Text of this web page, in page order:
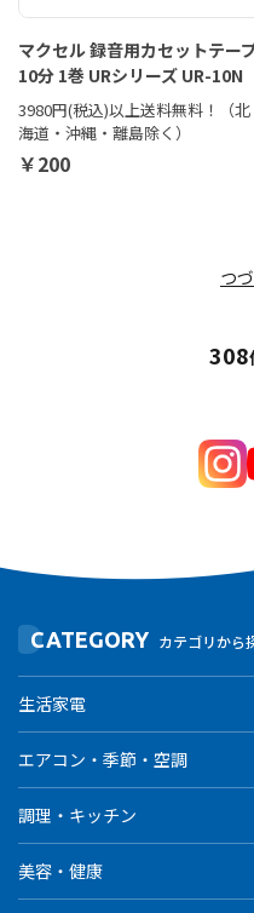
マクセル 録音用カセットテー
10分 1巻 URシリーズ UR-10N
3980円(税込)以上送料無料！（北
海道・沖縄・離島除く）
￥200
つ
308
CATEGORY カテゴリから
生活家電
エアコン・季節・空調
調理・キッチン
美容・健康